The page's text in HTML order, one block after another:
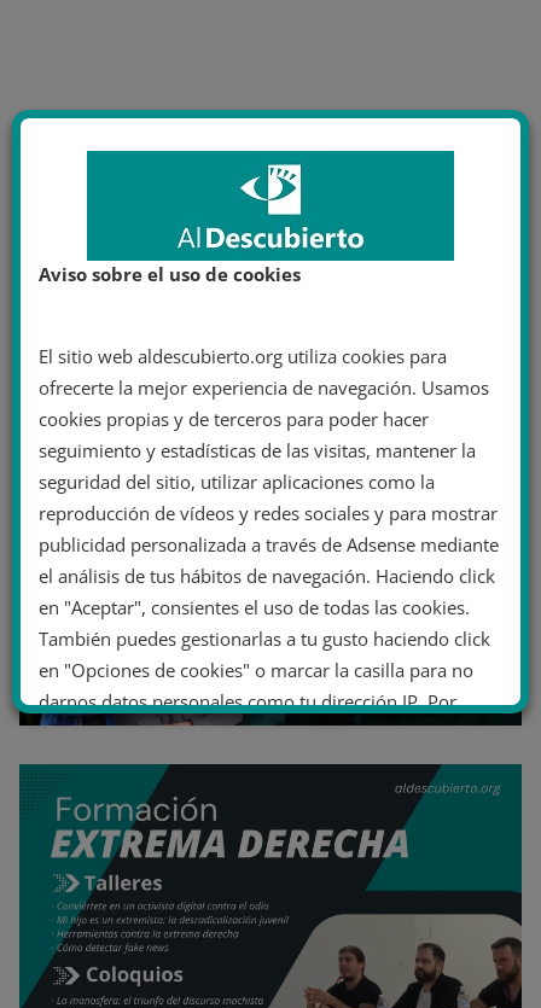
Aviso sobre el uso de cookies
El sitio web aldescubierto.org utiliza cookies para
ofrecerte la mejor experiencia de navegación. Usamos
cookies propias y de terceros para poder hacer
seguimiento y estadísticas de las visitas, mantener la
seguridad del sitio, utilizar aplicaciones como la
reproducción de vídeos y redes sociales y para mostrar
publicidad personalizada a través de Adsense mediante
el análisis de tus hábitos de navegación. Haciendo click
en "Aceptar", consientes el uso de todas las cookies.
También puedes gestionarlas a tu gusto haciendo click
en "Opciones de cookies" o marcar la casilla para no
darnos datos personales como tu dirección IP. Por
último, puedes leer nuestra Política de cookies.
No dar mi información personal
Opciones de cookies Aceptar cookies
Rechazar cookies Política de cookies